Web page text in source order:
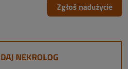
Zgłoś nadużycie
NEKROLOG